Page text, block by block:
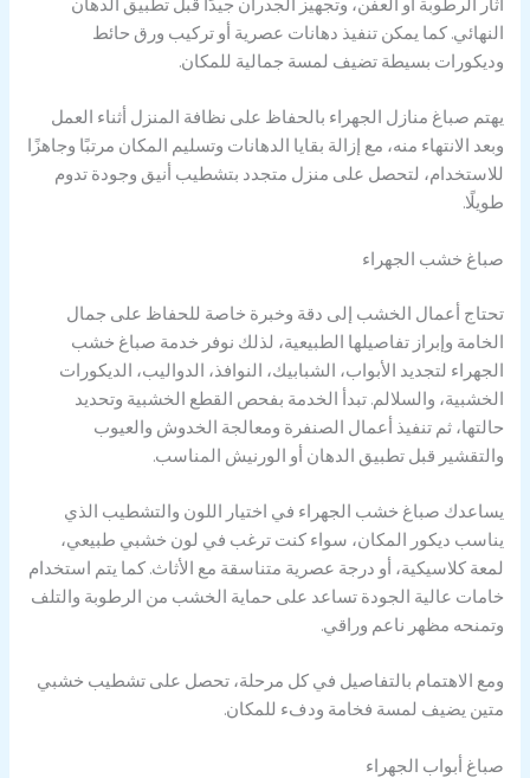
آثار الرطوبة أو العفن، وتجهيز الجدران جيدًا قبل تطبيق الدهان
النهائي. كما يمكن تنفيذ دهانات عصرية أو تركيب ورق حائط
وديكورات بسيطة تضيف لمسة جمالية للمكان.
يهتم صباغ منازل الجهراء بالحفاظ على نظافة المنزل أثناء العمل
وبعد الانتهاء منه، مع إزالة بقايا الدهانات وتسليم المكان مرتبًا وجاهزًا
للاستخدام، لتحصل على منزل متجدد بتشطيب أنيق وجودة تدوم
طويلًا.
صباغ خشب الجهراء
تحتاج أعمال الخشب إلى دقة وخبرة خاصة للحفاظ على جمال
الخامة وإبراز تفاصيلها الطبيعية، لذلك نوفر خدمة صباغ خشب
الجهراء لتجديد الأبواب، الشبابيك، النوافذ، الدواليب، الديكورات
الخشبية، والسلالم. تبدأ الخدمة بفحص القطع الخشبية وتحديد
حالتها، ثم تنفيذ أعمال الصنفرة ومعالجة الخدوش والعيوب
والتقشير قبل تطبيق الدهان أو الورنيش المناسب.
يساعدك صباغ خشب الجهراء في اختيار اللون والتشطيب الذي
يناسب ديكور المكان، سواء كنت ترغب في لون خشبي طبيعي،
لمعة كلاسيكية، أو درجة عصرية متناسقة مع الأثاث. كما يتم استخدام
خامات عالية الجودة تساعد على حماية الخشب من الرطوبة والتلف
وتمنحه مظهر ناعم وراقي.
ومع الاهتمام بالتفاصيل في كل مرحلة، تحصل على تشطيب خشبي
متين يضيف لمسة فخامة ودفء للمكان.
صباغ أبواب الجهراء